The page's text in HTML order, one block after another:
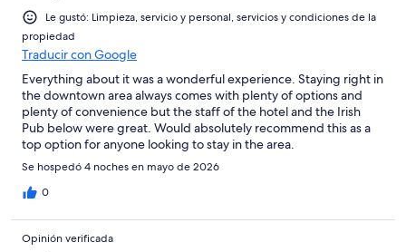
Le gustó: Limpieza, servicio y personal, servicios y condiciones de la
propiedad
Traducir con Google
Everything about it was a wonderful experience. Staying right in
the downtown area always comes with plenty of options and
plenty of convenience but the staff of the hotel and the Irish
Pub below were great. Would absolutely recommend this as a
top option for anyone looking to stay in the area.
Se hospedó 4 noches en mayo de 2026
0
Opinión verificada